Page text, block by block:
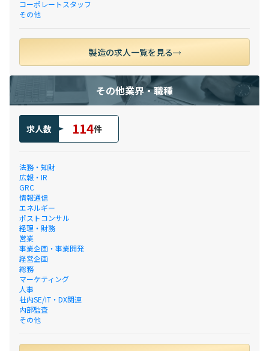
コーポレートスタッフ
その他
製造の求人一覧を見る
その他業界・職種
求人数 114件
法務・知財
広報・IR
GRC
情報通信
エネルギー
ポストコンサル
経理・財務
営業
事業企画・事業開発
経営企画
総務
マーケティング
人事
社内SE/IT・DX関連
内部監査
その他